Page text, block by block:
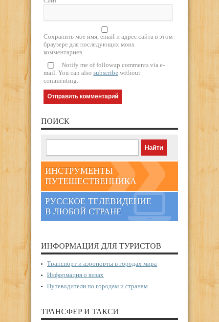
Сохранить моё имя, email и адрес сайта в этом
браузере для последующих моих
комментариев.
Notify me of followup comments via e-
mail. You can also subscribe without
commenting.
ПОИСК
ИНСТРУМЕНТЫ
ПУТЕШЕСТВЕННИКА
РУССКОЕ ТЕЛЕВИДЕНИЕ
В ЛЮБОЙ СТРАНЕ
ИНФОРМАЦИЯ ДЛЯ ТУРИСТОВ
Транспорт и аэропорты в городах мира
Информация о визах
Путеводители по городам и странам
ТРАНСФЕР И ТАКСИ